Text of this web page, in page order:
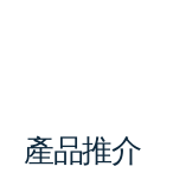
產品推介